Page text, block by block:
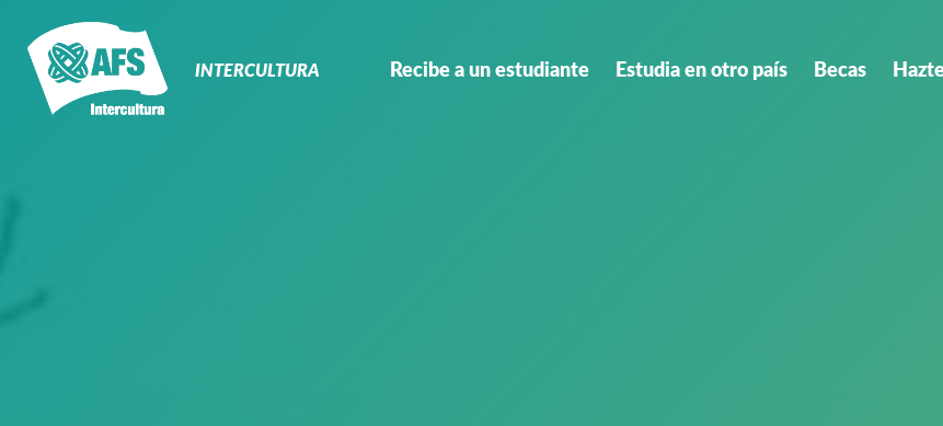
INTERCULTURA Recibe a un estudiante Estudia en otro país Becas